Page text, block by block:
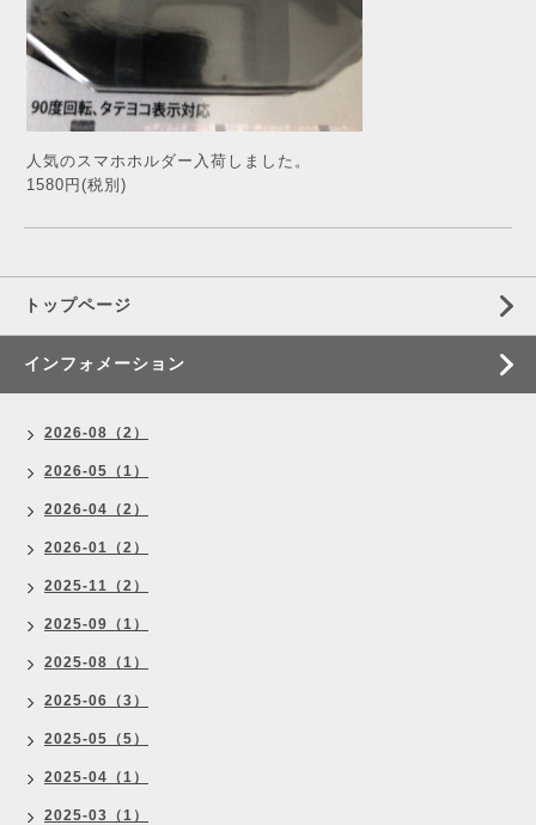
人気のスマホホルダー入荷しました。
1580円(税別)
トップページ
インフォメーション
2026-08（2）
2026-05（1）
2026-04（2）
2026-01（2）
2025-11（2）
2025-09（1）
2025-08（1）
2025-06（3）
2025-05（5）
2025-04（1）
2025-03（1）